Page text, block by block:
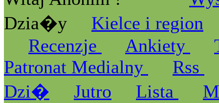
Dzia�y
Kielce i region
Recenzje
Ankiety
Patronat Medialny
Rss
Dzi�
Jutro Lista